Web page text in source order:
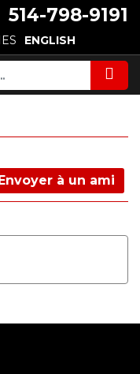
514-798-9191
ENGLISH
à un ami